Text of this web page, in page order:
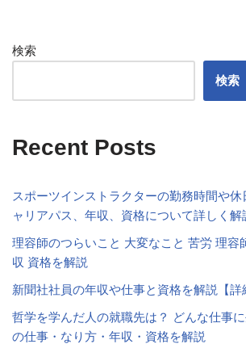
検索
検索
Recent Posts
スポーツインストラクターの勤務時間や
ャリアパス、年収、資格について詳しく解
理容師のつらいこと 大変なこと 苦労 理容
収 資格を解説
新聞社社員の年収や仕事と資格を解説【詳
哲学を学んだ人の就職先は？ どんな仕事
の仕事・なり方・年収・資格を解説